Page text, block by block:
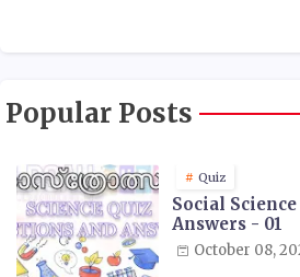
Popular Posts
Quiz
Social
Answers - 01
October 08,